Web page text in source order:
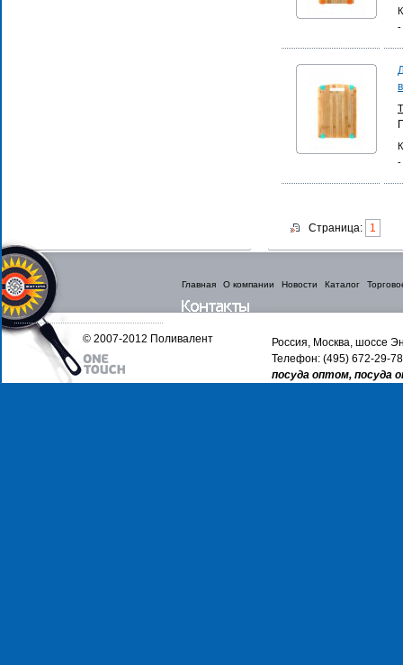
-
-
Страница: 1
Главная О компании Новости Каталог
Россия, Москва, шоссе
Телефон: (495) 672-29-
посуда оптом, посуда
© 2007-2012 Поливалент